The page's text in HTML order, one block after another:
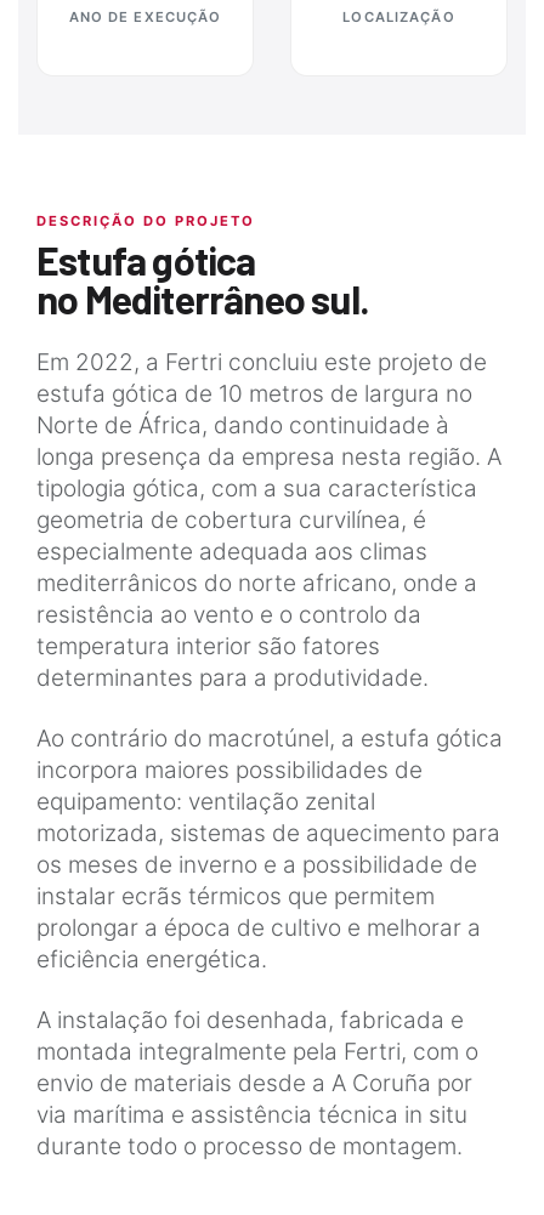
ANO DE EXECUÇÃO LOCALIZAÇÃO
DESCRIÇÃO DO PROJETO
Estufa gótica
no Mediterrâneo sul.
Em 2022, a Fertri concluiu este projeto de
estufa gótica de 10 metros de largura no
Norte de África, dando continuidade à
longa presença da empresa nesta região. A
tipologia gótica, com a sua característica
geometria de cobertura curvilínea, é
especialmente adequada aos climas
mediterrânicos do norte africano, onde a
resistência ao vento e o controlo da
temperatura interior são fatores
determinantes para a produtividade.
Ao contrário do macrotúnel, a estufa gótica
incorpora maiores possibilidades de
equipamento: ventilação zenital
motorizada, sistemas de aquecimento para
os meses de inverno e a possibilidade de
instalar ecrãs térmicos que permitem
prolongar a época de cultivo e melhorar a
eficiência energética.
A instalação foi desenhada, fabricada e
montada integralmente pela Fertri, com o
envio de materiais desde a A Coruña por
via marítima e assistência técnica in situ
durante todo o processo de montagem.